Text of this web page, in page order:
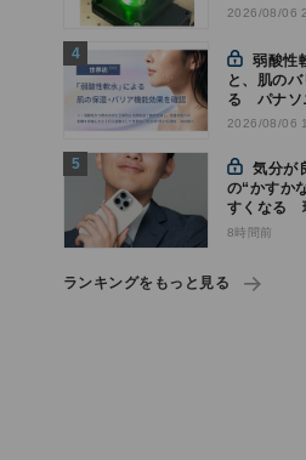
2026/08/06
弱酸性軟水で顔を洗う
と、肌の
る パナソ
確認
2026/08/06
気分が良いと、他人
の“かすか
すくなる
8時間前
ランキングをもっと見る